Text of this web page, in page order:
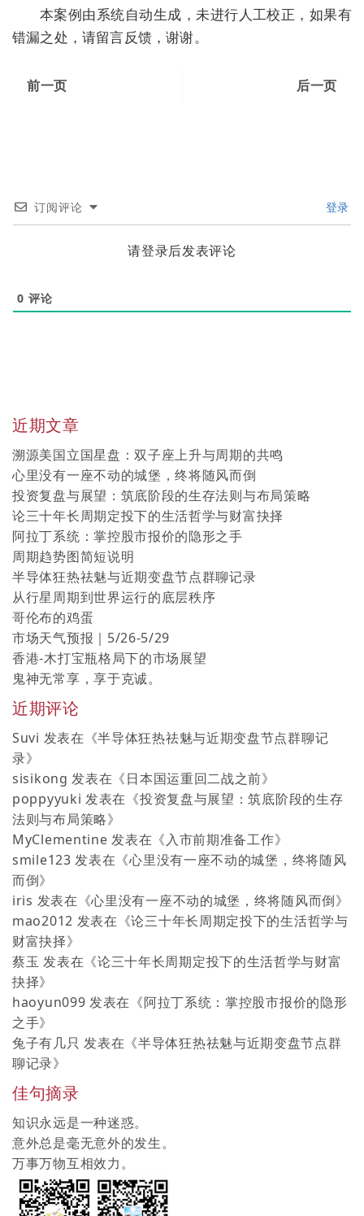
本案例由系统自动生成，未进行人工校正，如果有
错漏之处，请留言反馈，谢谢。
前一页 后一页
订阅评论 登录
请登录后发表评论
0 评论
近期文章
溯源美国立国星盘：双子座上升与周期的共鸣
心里没有一座不动的城堡，终将随风而倒
投资复盘与展望：筑底阶段的生存法则与布局策略
论三十年长周期定投下的生活哲学与财富抉择
阿拉丁系统：掌控股市报价的隐形之手
周期趋势图简短说明
半导体狂热祛魅与近期变盘节点群聊记录
从行星周期到世界运行的底层秩序
哥伦布的鸡蛋
市场天气预报｜5/26-5/29
香港-木打宝瓶格局下的市场展望
鬼神无常享，享于克诚。
近期评论
Suvi 发表在《半导体狂热祛魅与近期变盘节点群聊记
录》
sisikong 发表在《日本国运重回二战之前》
poppyyuki 发表在《投资复盘与展望：筑底阶段的生存
法则与布局策略》
MyClementine 发表在《入市前期准备工作》
smile123 发表在《心里没有一座不动的城堡，终将随风
而倒》
iris 发表在《心里没有一座不动的城堡，终将随风而倒》
mao2012 发表在《论三十年长周期定投下的生活哲学与
财富抉择》
蔡玉 发表在《论三十年长周期定投下的生活哲学与财富
抉择》
haoyun099 发表在《阿拉丁系统：掌控股市报价的隐形
之手》
兔子有几只 发表在《半导体狂热祛魅与近期变盘节点群
聊记录》
佳句摘录
知识永远是一种迷惑。
意外总是毫无意外的发生。
万事万物互相效力。